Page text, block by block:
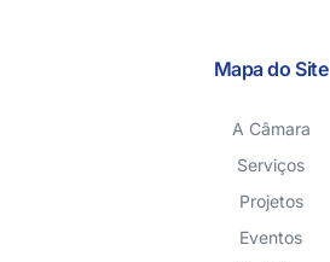
Mapa do Site
A Câmara
Serviços
Projetos
Eventos